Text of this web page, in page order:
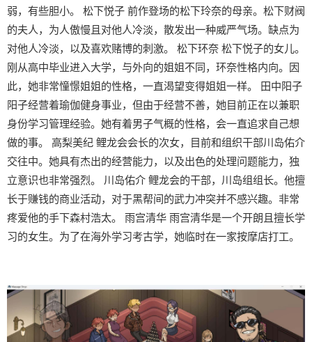
弱，有些胆小。 松下悦子 前作登场的松下玲奈的母亲。松下财阀
的夫人，为人傲慢且对他人冷淡，散发出一种威严气场。缺点为
对他人冷淡，以及喜欢赌博的刺激。 松下环奈 松下悦子的女儿。
刚从高中毕业进入大学，与外向的姐姐不同，环奈性格内向。因
此，她非常憧憬姐姐的性格，一直渴望变得姐姐一样。 田中阳子
阳子经营着瑜伽健身事业，但由于经营不善，她目前正在以兼职
身份学习管理经验。她有着男子气概的性格，会一直追求自己想
做的事。 高梨美纪 鲤龙会会长的次女，目前和组织干部川岛佑介
交往中。她具有杰出的经营能力，以及出色的处理问题能力，独
立意识也非常强烈。 川岛佑介 鲤龙会的干部，川岛组组长。他擅
长于赚钱的商业活动，对于黑帮间的武力冲突并不感兴趣。非常
疼爱他的手下森村浩太。 雨宫清华 雨宫清华是一个开朗且擅长学
习的女生。为了在海外学习考古学，她临时在一家按摩店打工。